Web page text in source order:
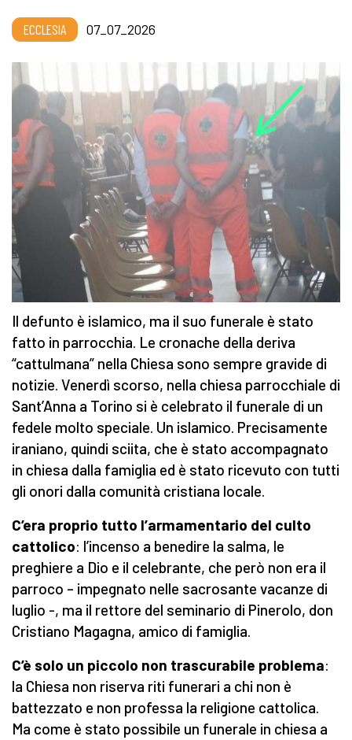
ECCLESIA 07_07_2026
Il defunto è islamico, ma il suo funerale è stato
fatto in parrocchia. Le cronache della deriva
“cattulmana” nella Chiesa sono sempre gravide di
notizie. Venerdì scorso, nella chiesa parrocchiale di
Sant’Anna a Torino si è celebrato il funerale di un
fedele molto speciale. Un islamico. Precisamente
iraniano, quindi sciita, che è stato accompagnato
in chiesa dalla famiglia ed è stato ricevuto con tutti
gli onori dalla comunità cristiana locale.
C’era proprio tutto l’armamentario del culto
cattolico: l’incenso a benedire la salma, le
preghiere a Dio e il celebrante, che però non era il
parroco – impegnato nelle sacrosante vacanze di
luglio -, ma il rettore del seminario di Pinerolo, don
Cristiano Magagna, amico di famiglia.
C’è solo un piccolo non trascurabile problema:
la Chiesa non riserva riti funerari a chi non è
battezzato e non professa la religione cattolica.
Ma come è stato possibile un funerale in chiesa a